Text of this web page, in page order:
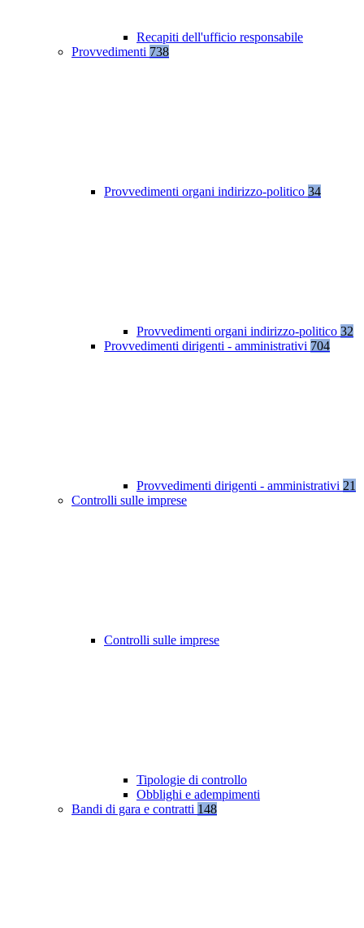
Recapiti dell'ufficio responsabile
Provvedimenti 738
Provvedimenti organi indirizzo-politico 34
Provvedimenti organi indirizzo-politico 32
Provvedimenti dirigenti - amministrativi 704
Provvedimenti dirigenti - amministrativi 21
Controlli sulle imprese
Controlli sulle imprese
Tipologie di controllo
Obblighi e adempimenti
Bandi di gara e contratti 148